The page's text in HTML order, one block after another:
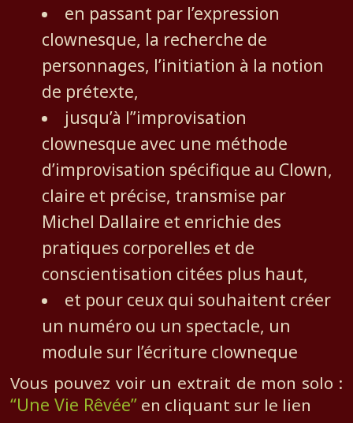
en passant par l’expression
clownesque, la recherche de
personnages, l’initiation à la notion
de prétexte,
jusqu’à l”improvisation
clownesque avec une méthode
d’improvisation spécifique au Clown,
claire et précise, transmise par
Michel Dallaire et enrichie des
pratiques corporelles et de
conscientisation citées plus haut,
et pour ceux qui souhaitent créer
un numéro ou un spectacle, un
module sur l’écriture clowneque
Vous pouvez voir un extrait de mon solo :
“Une Vie Rêvée” en cliquant sur le lien